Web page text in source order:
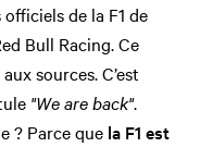
de la F1 de
Bull Racing. Ce
sources. C’est
"We are back".
? Parce que la F1 est